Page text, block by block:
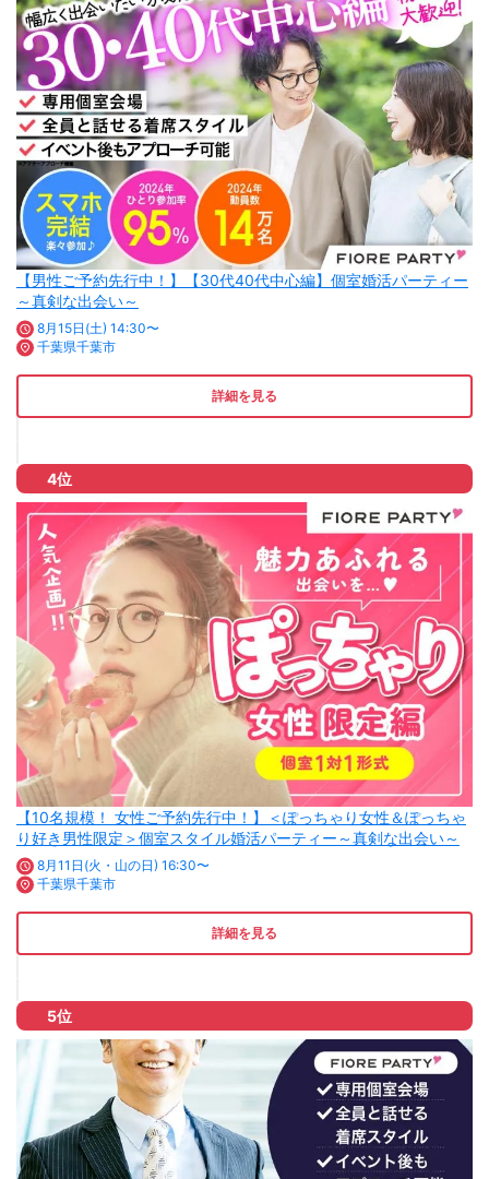
【男性ご予約先行中！】【30代40代中心編】個室婚活パーティー
～真剣な出会い～
8月15日(土) 14:30〜
千葉県千葉市
詳細を見る
4位
【10名規模！ 女性ご予約先行中！】＜ぽっちゃり女性＆ぽっちゃ
り好き男性限定＞個室スタイル婚活パーティー～真剣な出会い～
8月11日(火・山の日) 16:30〜
千葉県千葉市
詳細を見る
5位